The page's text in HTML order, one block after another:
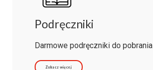
Podręczniki
Darmowe podręczniki do pobrania
Zobacz więcej